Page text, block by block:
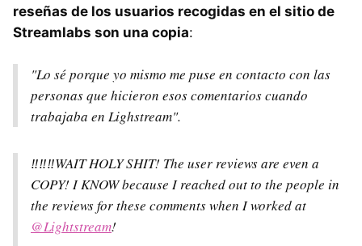
reseñas de los usuarios recogidas en el sitio de
Streamlabs son una copia:
"Lo sé porque yo mismo me puse en contacto con las
personas que hicieron esos comentarios cuando
trabajaba en Lighstream".
‼️‼️‼️WAIT HOLY SHIT! The user reviews are even a
COPY! I KNOW because I reached out to the people in
the reviews for these comments when I worked at
@Lightstream!